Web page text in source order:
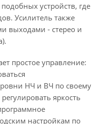
устройств, где
Усилитель также
выходами - стерео и
простое управление:
НЧ и ВЧ по своему
яркость
настройкам по